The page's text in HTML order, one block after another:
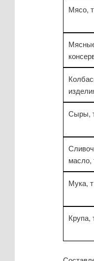
Мясо,
Сыры,
масло,
Мука, т
Крупа,